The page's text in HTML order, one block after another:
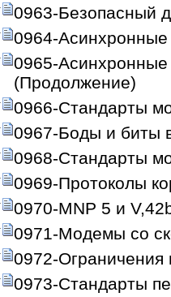
0963-Безопасный
0964-
0965-
(Продолжение)
0966-Стандарты
0967-Боды и биты
0968-Стандарты
0969-Протоколы
0970-MNP 5 и
0971-Модемы со
0972-
0973-Стандарты